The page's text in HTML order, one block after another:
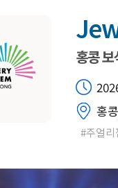
홍콩
홍
#주얼리